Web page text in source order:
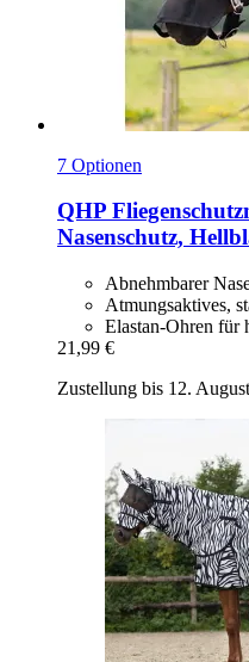
7 Optionen
QHP
Nasenschutz,
Abnehmbarer
Atmungsaktives,
Elastan-Ohren für
21,99 €
Zustellung bis 12. August